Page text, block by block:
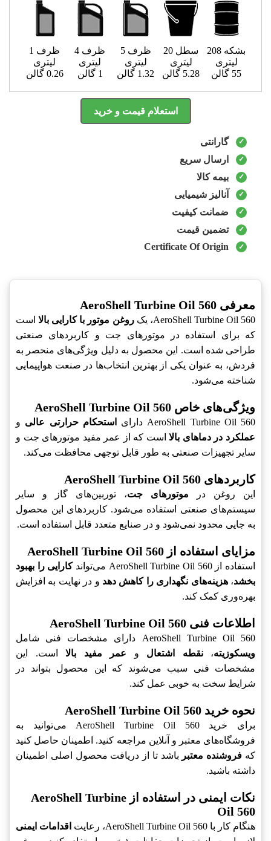
بشکه 208
لیتری
55 گالن
سطل 20
لیتری
5.28 گالن
ظرف 5
لیتری
1.32 گالن
ظرف 4
لیتری
1 گالن
ظرف 1
لیتری
0.26 گالن
استعلام قیمت و خرید
گارانتی
ارسال سریع
بیمه کالا
آنالیز شیمیایی
ضمانت کیفیت
تضمین قیمت
Certificate Of Origin
معرفی AeroShell Turbine Oil 560
AeroShell Turbine Oil 560، یک روغن موتور با کارایی بالااست
که برای استفاده در موتورهای جت و کاربردهای صنعتی
طراحی شده است. این محصول به دلیل ویژگی‌های منحصر به
فردش، به عنوان یکی از بهترین انتخاب‌ها در صنعت هواپیمایی
شناخته می‌شود.
ویژگی‌های خاص AeroShell Turbine Oil 560
AeroShell Turbine Oil 560 دارای استحکام حرارتی عالی و
عملکرد در دماهای بالااست که از عمر مفید موتورهای جت و
سایر تجهیزات صنعتی به طور قابل توجهی محافظت می‌کند.
کاربردهای AeroShell Turbine Oil 560
این روغن در موتورهای جت، توربین‌های گاز و سایر
سیستم‌های صنعتی استفاده می‌شود. کاربردهای این محصول
به جایی محدود نمی‌شود و در صنایع متعدد قابل استفاده است.
مزایای استفاده از AeroShell Turbine Oil 560
استفاده از AeroShell Turbine Oil 560 می‌تواند
کارایی را بهبود
بخشد،هزینه‌های نگهداری را کاهش دهد و در نهایت به افزایش
بهره‌وری کمک کند.
اطلاعات فنی AeroShell Turbine Oil 560
AeroShell Turbine Oil 560 دارای مشخصات فنی شامل
ویسکوزیته،نقطه اشتعال و عمر مفید بالا است. این
مشخصات فنی سبب می‌شوند که این محصول بتواند در
شرایط سخت به خوبی عمل کند.
نحوه خرید AeroShell Turbine Oil 560
برای خرید AeroShell Turbine Oil 560 می‌توانید به
فروشگاه‌های معتبر و آنلاین مراجعه کنید. اطمینان حاصل کنید
که فروشنده معتبر باشد تا از دریافت محصول اصلی اطمینان
داشته باشید.
نکات ایمنی در استفاده از AeroShell Turbine
Oil 560
هنگام کار با AeroShell Turbine Oil 560، رعایت
اقدامات ایمنی